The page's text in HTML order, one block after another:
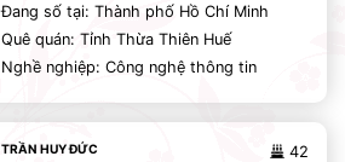
Đang số tại: Thành phố Hồ Chí Minh
Quê quán: Tỉnh Thừa Thiên Huế
Nghề nghiệp: Công nghệ thông tin
42
TRẦN HUY ĐỨC